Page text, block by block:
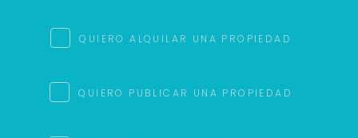
QUIERO ALQUILAR UNA PROPIEDAD
QUIERO PUBLICAR UNA PROPIEDAD